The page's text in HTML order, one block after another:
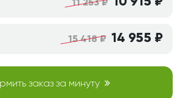
11 253 ₽
15 418 ₽ 14 955 ₽
заказ за минуту